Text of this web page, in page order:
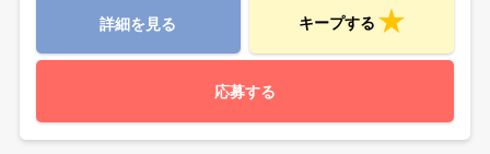
詳細を見る キープする
応募する